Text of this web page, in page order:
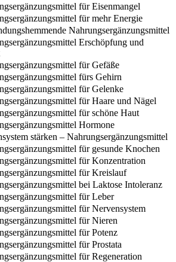
für Eisenmangel
für mehr Energie
Nahrungsergänzungsmittel
Erschöpfung und
für Gefäße
fürs Gehirn
für Gelenke
für Haare und Nägel
für schöne Haut
Hormone
stärken – Nahrungsergänzungsmittel
für gesunde Knochen
für Konzentration
für Kreislauf
bei Laktose Intoleranz
für Leber
für Nervensystem
für Nieren
für Potenz
für Prostata
für Regeneration